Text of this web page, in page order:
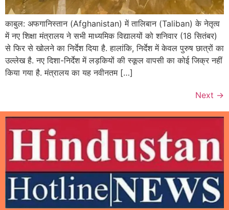
काबुल: अफगानिस्तान (Afghanistan) में तालिबान (Taliban) के नेतृत्व
में नए शिक्षा मंत्रालय ने सभी माध्यमिक विद्यालयों को शनिवार (18 सितंबर)
से फिर से खोलने का निर्देश दिया है. हालांकि, निर्देश में केवल पुरुष छात्रों का
उल्लेख है. नए दिशा-निर्देश में लड़कियों की स्कूल वापसी का कोई जिक्र नहीं
किया गया है. मंत्रालय का यह नवीनतम […]
Next →